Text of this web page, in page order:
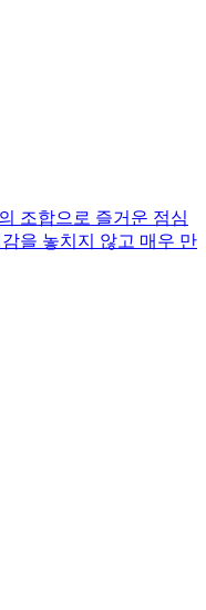
조합으로 즐거운 점심
을 놓치지 않고 매우 만